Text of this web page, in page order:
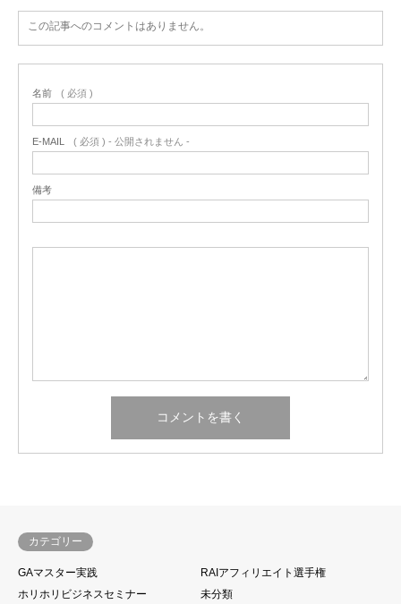
この記事へのコメントはありません。
名前 ( 必須 )
E-MAIL ( 必須 ) - 公開されません -
備考
カテゴリー
GAマスター実践
RAIアフィリエイト選手権
ホリホリビジネスセミナー
未分類